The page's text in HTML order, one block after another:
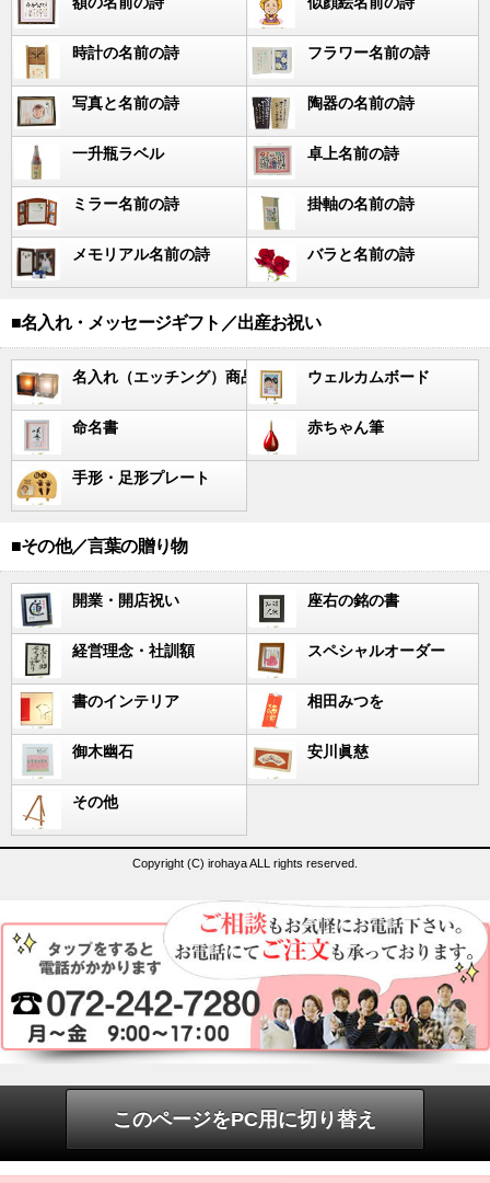
時計の名前の詩 フラワー名前の詩
写真と名前の詩 陶器の名前の詩
一升瓶ラベル 卓上名前の詩
ミラー名前の詩 掛軸の名前の詩
メモリアル名前の詩 バラと名前の詩
■名入れ・メッセージギフト／出産お祝い
名入れ（エッチング）商品 ウェルカムボード
命名書 赤ちゃん筆
手形・足形プレート
■その他／言葉の贈り物
開業・開店祝い 座右の銘の書
経営理念・社訓額 スペシャルオーダー
書のインテリア 相田みつを
御木幽石 安川眞慈
その他
Copyright (C) irohaya ALL rights reserved.
このページをPC用に切り替え